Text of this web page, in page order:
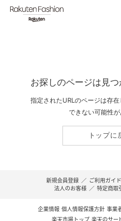
お探しのページは見
指定されたURLのページは存
できない可能性が
トップに
新規会員登録 ／ ご利用ガイド
法人のお客様 ／ 特定商取
企業情報 個人情報保護方針 事業
楽天市場トップ 楽天のサー